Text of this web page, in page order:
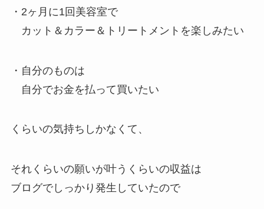
・2ヶ月に1回美容室で
カット＆カラー＆トリートメントを楽しみたい
・自分のものは
自分でお金を払って買いたい
くらいの気持ちしかなくて、
それくらいの願いが叶うくらいの収益は
ブログでしっかり発生していたので